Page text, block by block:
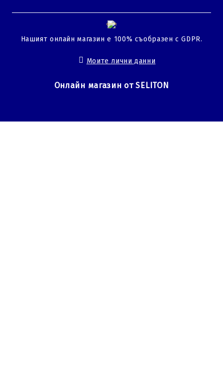
GDPR
Нашият онлайн магазин е 100% съобразен с GDPR.
Моите лични данни
Онлайн магазин от SELITON